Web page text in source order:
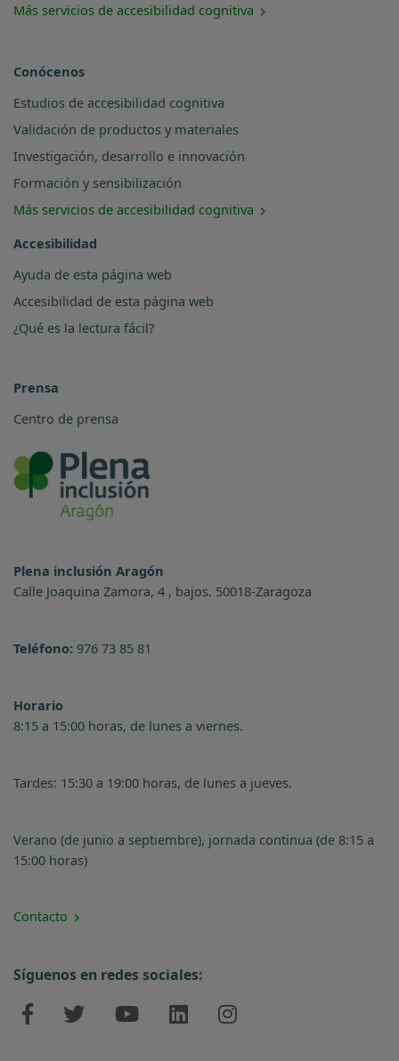
Más servicios de accesibilidad cognitiva
Conócenos
Estudios de accesibilidad cognitiva
Validación de productos y materiales
Investigación, desarrollo e innovación
Formación y sensibilización
Más servicios de accesibilidad cognitiva
Accesibilidad
Ayuda de esta página web
Accesibilidad de esta página web
¿Qué es la lectura fácil?
Prensa
Centro de prensa
Plena inclusión Aragón
Calle Joaquina Zamora, 4 , bajos. 50018-Zaragoza
Teléfono: 976 73 85 81
Horario
8:15 a 15:00 horas, de lunes a viernes.
Tardes: 15:30 a 19:00 horas, de lunes a jueves.
Verano (de junio a septiembre), jornada continua (de 8:15 a
15:00 horas)
Contacto
Síguenos en redes sociales: